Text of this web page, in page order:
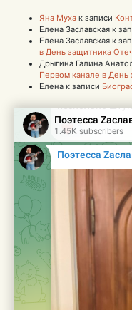
Яна Муха к записи
Елена Заславская к
Елена Заславская к
в День защитника
Дрыгина Галина
Первом канале в День
Елена к записи